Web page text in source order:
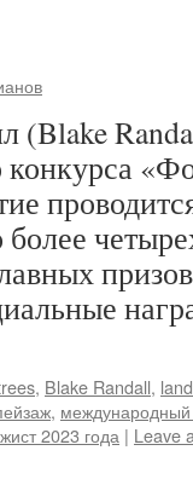
(Blake
, Blake Randall,
, международный
2023 года | Leave